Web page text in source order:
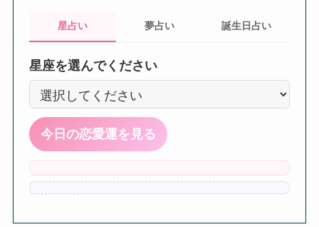
星占い 夢占い 誕生日占い
星座を選んでください
今日の恋愛運を見る